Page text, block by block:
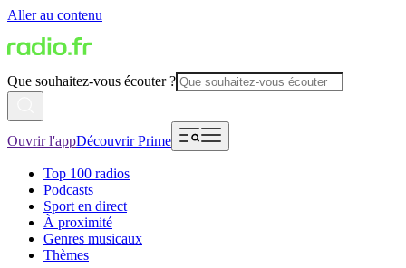
Aller au contenu
Que souhaitez-vous écouter ?
Ouvrir l'appDécouvrir Prime
Top 100 radios
Podcasts
Sport en direct
À proximité
Genres musicaux
Thèmes